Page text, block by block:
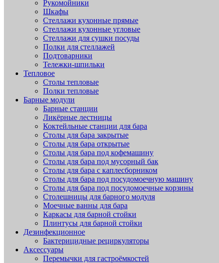
Рукомойники
Шкафы
Стеллажи кухонные прямые
Стеллажи кухонные угловые
Стеллажи для сушки посуды
Полки для стеллажей
Подтоварники
Тележки-шпильки
Тепловое
Столы тепловые
Полки тепловые
Барные модули
Барные станции
Ликёрные лестницы
Коктейльные станции для бара
Столы для бара закрытые
Столы для бара открытые
Столы для бара под кофемашину
Столы для бара под мусорный бак
Столы для бара с каплесборником
Столы для бара под посудомоечную машину
Столы для бара под посудомоечные корзины
Столешницы для барного модуля
Моечные ванны для бара
Каркасы для барной стойки
Плинтусы для барной стойки
Дезинфекционное
Бактерицидные рециркуляторы
Аксессуары
Перемычки для гастроёмкостей